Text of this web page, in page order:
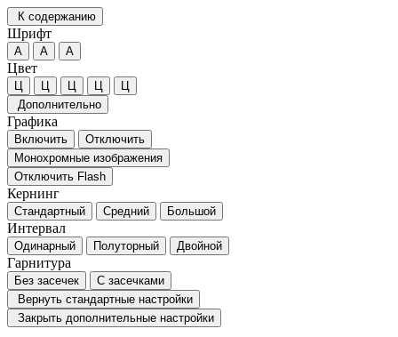
К содержанию
Шрифт
А А А
Цвет
Ц Ц Ц Ц
Ц
Дополнительно
Графика
Включить
Отключить
Монохромные изображения
Отключить Flash
Кернинг
Стандартный Средний Большой
Интервал
Одинарный Полуторный Двойной
Гарнитура
Без засечек
С засечками
Вернуть стандартные настройки
Закрыть дополнительные настройки